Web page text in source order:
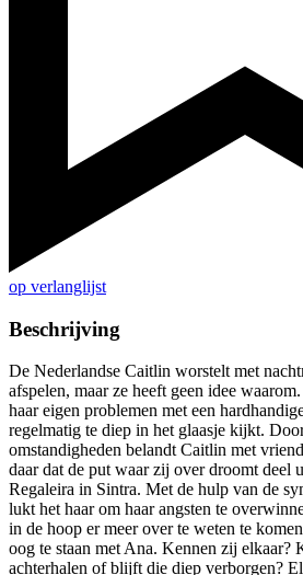
op verlanglijst
Beschrijving
De Nederlandse Caitlin worstelt met
afspelen, maar ze heeft geen idee
haar eigen problemen met een
regelmatig te diep in het glaasje kijkt.
omstandigheden belandt Caitlin met
daar dat de put waar zij over droomt deel
Regaleira in Sintra. Met de hulp van de
lukt het haar om haar angsten te
in de hoop er meer over te weten te
oog te staan met Ana. Kennen zij elkaar?
achterhalen of blijft die diep verborgen?